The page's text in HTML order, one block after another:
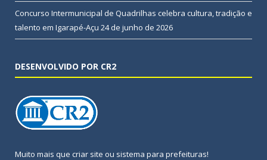
Concurso Intermunicipal de Quadrilhas celebra cultura, tradição e
talento em Igarapé-Açu 24 de junho de 2026
DESENVOLVIDO POR CR2
Muito mais que criar site ou sistema para prefeituras!